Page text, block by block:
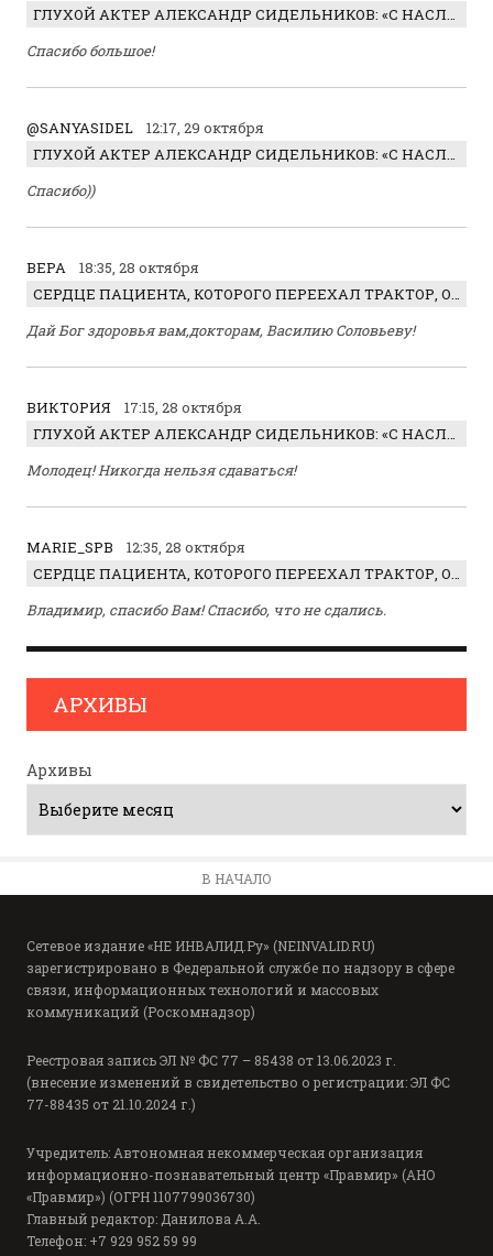
ГЛУХОЙ АКТЕР АЛЕКСАНДР СИДЕЛЬНИКОВ: «С НАСЛАЖДЕНИЕМ ИГРАЛ ОТРИЦАТЕЛЬНОГО ГЕРОЯ!»
Спасибо большое!
@SANYASIDEL
12:17, 29 октября
ГЛУХОЙ АКТЕР АЛЕКСАНДР СИДЕЛЬНИКОВ: «С НАСЛАЖДЕНИЕМ ИГРАЛ ОТРИЦАТЕЛЬНОГО ГЕРОЯ!»
Спасибо))
ВЕРА
18:35, 28 октября
СЕРДЦЕ ПАЦИЕНТА, КОТОРОГО ПЕРЕЕХАЛ ТРАКТОР, ОБНАРУЖИЛИ… В ЖИВОТЕ
Дай Бог здоровья вам,докторам, Василию Соловьеву!
ВИКТОРИЯ
17:15, 28 октября
ГЛУХОЙ АКТЕР АЛЕКСАНДР СИДЕЛЬНИКОВ: «С НАСЛАЖДЕНИЕМ ИГРАЛ ОТРИЦАТЕЛЬНОГО ГЕРОЯ!»
Молодец! Никогда нельзя сдаваться!
MARIE_SPB
12:35, 28 октября
СЕРДЦЕ ПАЦИЕНТА, КОТОРОГО ПЕРЕЕХАЛ ТРАКТОР, ОБНАРУЖИЛИ… В ЖИВОТЕ
Владимир, спасибо Вам! Спасибо, что не сдались.
АРХИВЫ
Архивы
В НАЧАЛО
Сетевое издание «НЕ ИНВАЛИД.Ру» (NEINVALID.RU)
зарегистрировано в Федеральной службе по надзору в сфере
связи, информационных технологий и массовых
коммуникаций (Роскомнадзор)
Реестровая запись ЭЛ № ФС 77 – 85438 от 13.06.2023 г.
(внесение изменений в свидетельство о регистрации: ЭЛ ФС
77-88435 от 21.10.2024 г.)
Учредитель: Автономная некоммерческая организация
информационно-познавательный центр «Правмир» (АНО
«Правмир») (ОГРН 1107799036730)
Главный редактор: Данилова А.А.
Телефон: +7 929 952 59 99